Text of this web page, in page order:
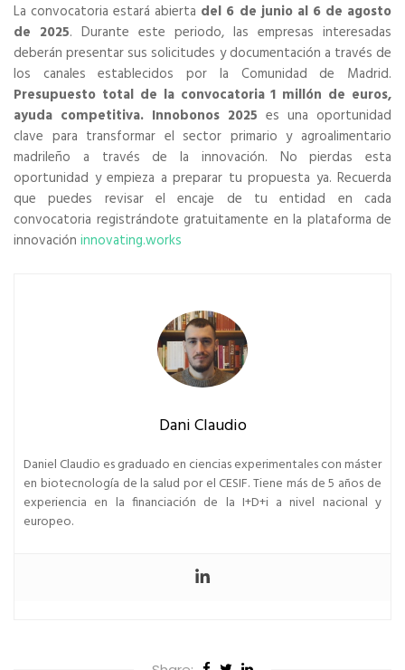
La convocatoria estará abierta del 6 de junio al 6 de agosto
de 2025. Durante este periodo, las empresas interesadas
deberán presentar sus solicitudes y documentación a través de
los canales establecidos por la Comunidad de Madrid.
Presupuesto total de la convocatoria 1 millón de euros,
ayuda competitiva. Innobonos 2025 es una oportunidad
clave para transformar el sector primario y agroalimentario
madrileño a través de la innovación. No pierdas esta
oportunidad y empieza a preparar tu propuesta ya. Recuerda
que puedes revisar el encaje de tu entidad en cada
convocatoria registrándote gratuitamente en la plataforma de
innovación innovating.works
Dani Claudio
Daniel Claudio es graduado en ciencias experimentales con máster
en biotecnología de la salud por el CESIF. Tiene más de 5 años de
experiencia en la financiación de la I+D+i a nivel nacional y
europeo.